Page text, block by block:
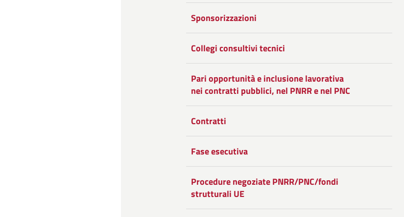
Sponsorizzazioni
Collegi consultivi tecnici
Pari opportunità e inclusione lavorativa
nei contratti pubblici, nel PNRR e nel PNC
Contratti
Fase esecutiva
Procedure negoziate PNRR/PNC/fondi
strutturali UE